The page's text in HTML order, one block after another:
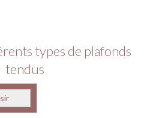
types de plafonds
tendus